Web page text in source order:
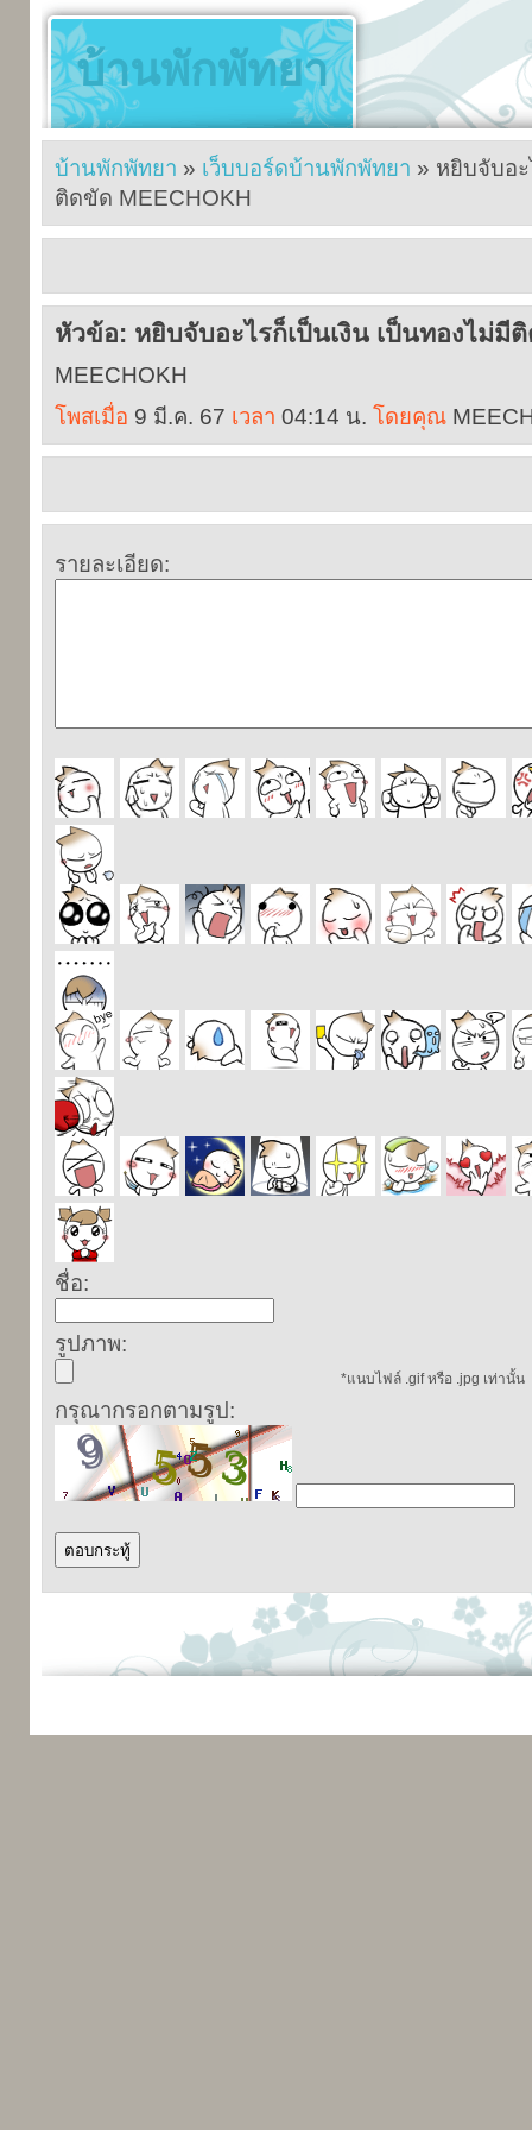
บ้านพักพัทยา
บ้านพักพัทยา » เว็บบอร์ดบ้านพักพัทยา » หยิบจับอะ
ติดขัด MEECHOKH
หัวข้อ: หยิบจับอะไรก็เป็นเงิน เป็นทองไม่มี
MEECHOKH
โพสเมื่อ 9 มี.ค. 67 เวลา 04:14 น. โดยคุณ
รายละเอียด:
ชื่อ:
รูปภาพ:
*แนบไฟล์ .gif หรือ .jpg เท่านั้น
กรุณากรอกตามรูป: